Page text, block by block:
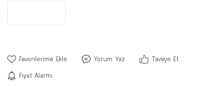
Yorum Yaz Tavsiye Et
Fiyat Alarmı